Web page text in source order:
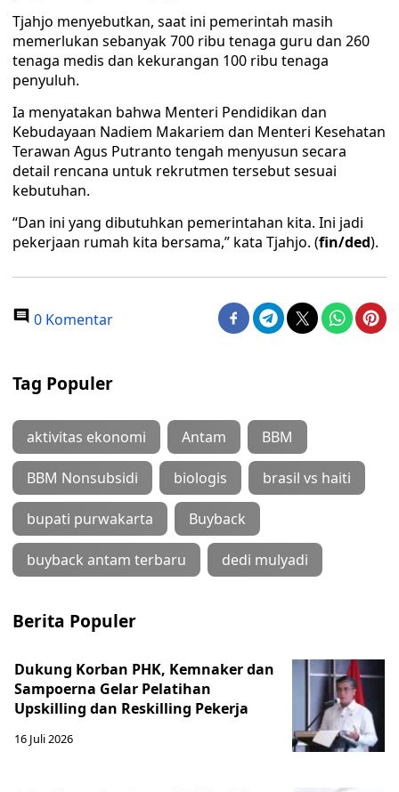
Tjahjo menyebutkan, saat ini pemerintah masih
memerlukan sebanyak 700 ribu tenaga guru dan 260
tenaga medis dan kekurangan 100 ribu tenaga
penyuluh.
Ia menyatakan bahwa Menteri Pendidikan dan
Kebudayaan Nadiem Makariem dan Menteri Kesehatan
Terawan Agus Putranto tengah menyusun secara
detail rencana untuk rekrutmen tersebut sesuai
kebutuhan.
“Dan ini yang dibutuhkan pemerintahan kita. Ini jadi
pekerjaan rumah kita bersama,” kata Tjahjo. (fin/ded).
0 Komentar
Tag Populer
aktivitas ekonomi Antam BBM
BBM Nonsubsidi biologis brasil vs haiti
bupati purwakarta Buyback
buyback antam terbaru dedi mulyadi
Berita Populer
Dukung Korban PHK, Kemnaker dan
Sampoerna Gelar Pelatihan
Upskilling dan Reskilling Pekerja
16 Juli 2026